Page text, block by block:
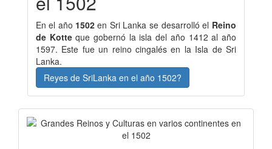
En el año 1502 en Sri Lanka se desarrolló el Reino
de Kotte que gobernó la isla del año 1412 al año
1597. Este fue un reino cingalés en la Isla de Sri
Lanka.
Reyes de SriLanka en el año 1502?